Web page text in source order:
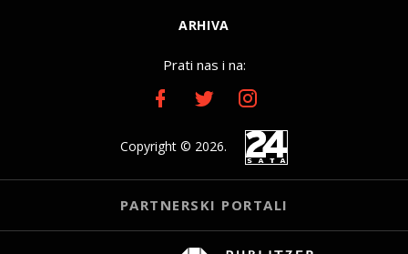
ARHIVA
Prati nas i na:
Copyright © 2026.
PARTNERSKI PORTALI